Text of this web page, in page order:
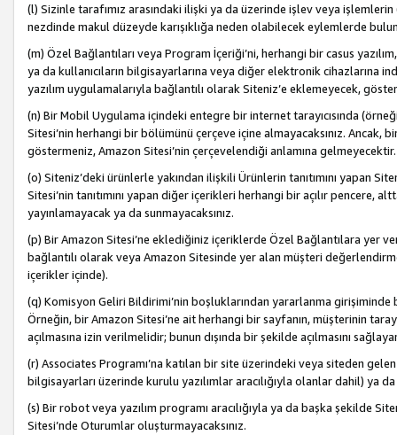
(l) Sizinle tarafımız arasındaki ilişki ya da üzerinde işlev veya
nezdinde makul düzeyde karışıklığa neden olabilecek eylemlerde
(m) Özel Bağlantıları veya Program İçeriği’ni, herhangi bir casus
ya da kullanıcıların bilgisayarlarına veya diğer elektronik
yazılım uygulamalarıyla bağlantılı olarak Siteniz’e eklemeyecek,
(n) Bir Mobil Uygulama içindeki entegre bir internet tarayıcısında
Sitesi’nin herhangi bir bölümünü çerçeve içine almayacaksınız. Ancak,
göstermeniz, Amazon Sitesi’nin çerçevelendiği anlamına gelmeyecektir.
(o) Siteniz’deki ürünlerle yakından ilişkili Ürünlerin tanıtımını yapan
Sitesi’nin tanıtımını yapan diğer içerikleri herhangi bir açılır pencere,
yayınlamayacak ya da sunmayacaksınız.
(p) Bir Amazon Sitesi’ne eklediğiniz içeriklerde Özel Bağlantılara yer
bağlantılı olarak veya Amazon Sitesinde yer alan müşteri
içerikler içinde).
(q) Komisyon Geliri Bildirimi’nin boşluklarından yararlanma
Örneğin, bir Amazon Sitesi’ne ait herhangi bir sayfanın, müşterinin
açılmasına izin verilmelidir; bunun dışında bir şekilde açılmasını
(r) Associates Programı’na katılan bir site üzerindeki veya siteden
bilgisayarları üzerinde kurulu yazılımlar aracılığıyla olanlar dahil) ya
(s) Bir robot veya yazılım programı aracılığıyla ya da başka şekilde
Sitesi’nde Oturumlar oluşturmayacaksınız.